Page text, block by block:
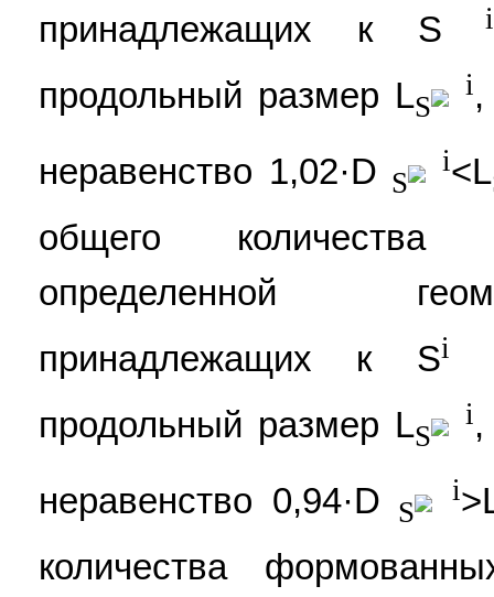
принадлежащих к S i
продольный размер LS
i
неравенство 1,02·D S
i<L
общего количества
определенной
принадлежащих к Si
продольный размер LS
i
неравенство 0,94·D S
i
количества